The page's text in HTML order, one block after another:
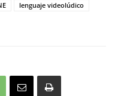
lenguaje videolúdico